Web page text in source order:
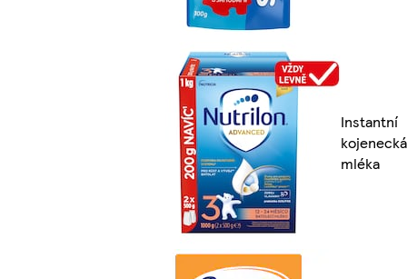
Instantní
kojenecká
mléka